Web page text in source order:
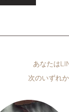
あなたは
次のいずれ